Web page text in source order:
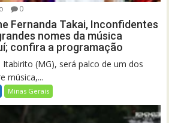
0
Fernanda Takai, Inconfidentes
nomes da música
confira a programação
(MG), será palco de um dos
música,...
Minas Gerais